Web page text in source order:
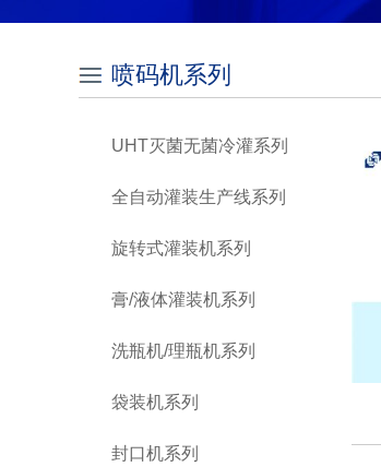
喷码机系列
UHT灭菌无菌冷灌系列
全自动灌装生产线系列
旋转式灌装机系列
膏/液体灌装机系列
洗瓶机/理瓶机系列
袋装机系列
封口机系列